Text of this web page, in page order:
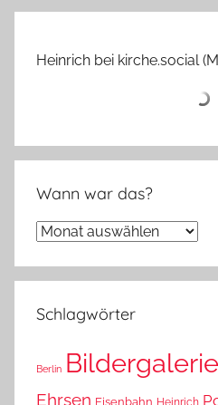
Heinrich bei kirche.social
Wann war das?
Wann
das?
Schlagwörter
Berlin
Ehrsen Eisenbahn